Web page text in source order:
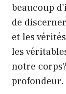
beaucoup
de
et les
les
notre
profondeur.